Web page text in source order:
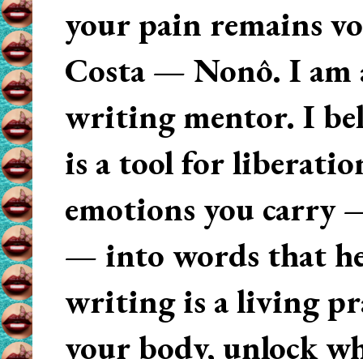
your pain remains
Costa — Nonô. I am
writing mentor. I
is a tool for
emotions you carry
— into words that
writing is a living
your body, unlock